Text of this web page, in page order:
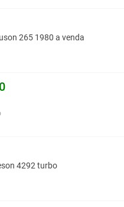
265 1980 a venda
4292 turbo